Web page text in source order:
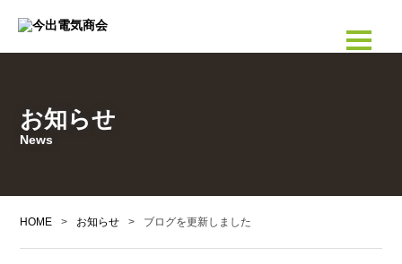
お知らせ
News
HOME > お知らせ > ブログを更新しました